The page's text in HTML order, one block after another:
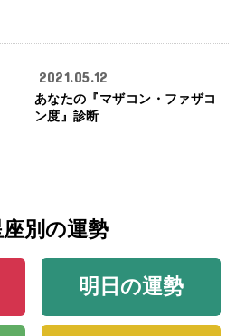
2021.05.12
あなたの『マザコン・ファザコ
ン度』診断
別の運勢
明日の運勢